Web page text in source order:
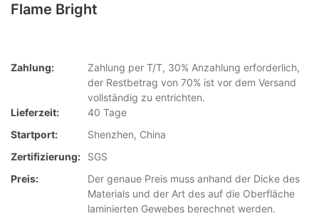
Flame Bright
Zahlung:
Zahlung per T/T, 30% Anzahlung erforderlich,
der Restbetrag von 70% ist vor dem Versand
vollständig zu entrichten.
Lieferzeit:
40 Tage
Startport:
Shenzhen, China
Zertifizierung:
SGS
Preis:
Der genaue Preis muss anhand der Dicke des
Materials und der Art des auf die Oberfläche
laminierten Gewebes berechnet werden.